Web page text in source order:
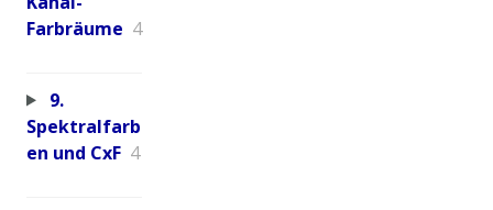
Farbräume 4
9.
Spektralfarb
en und CxF 4